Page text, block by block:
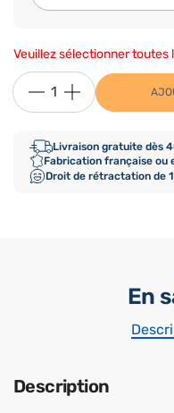
Veuillez sélectionner toutes
Livraison gratuite dès
Fabrication française ou
Droit de rétractation de
En
Description